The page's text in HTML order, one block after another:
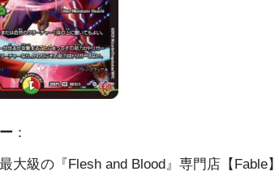
：
大級の『Flesh and Blood』専門店【Fable】